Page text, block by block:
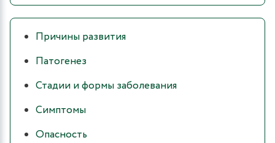
Причины развития
Патогенез
Стадии и формы заболевания
Симптомы
Опасность